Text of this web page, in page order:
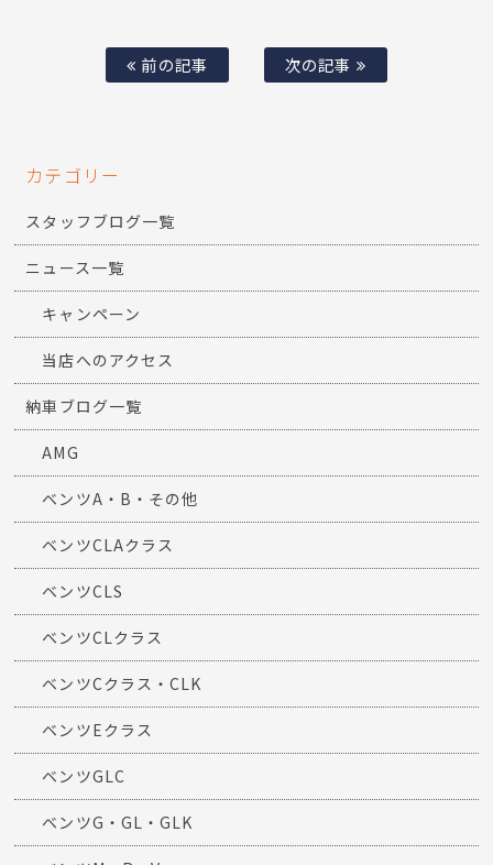
前の記事 次の記事
カテゴリー
スタッフブログ一覧
ニュース一覧
キャンペーン
当店へのアクセス
納車ブログ一覧
AMG
ベンツA・B・その他
ベンツCLAクラス
ベンツCLS
ベンツCLクラス
ベンツCクラス・CLK
ベンツEクラス
ベンツGLC
ベンツG・GL・GLK